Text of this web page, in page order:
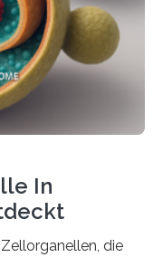
In
die